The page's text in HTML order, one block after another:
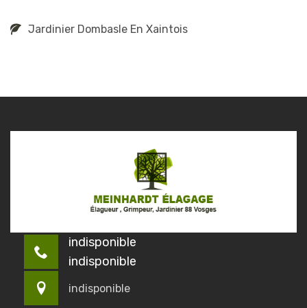
Jardinier Dombasle En Xaintois
indisponible
indisponible
indisponible